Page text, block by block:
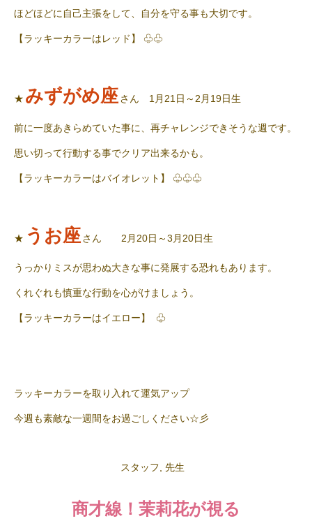
ほどほどに自己主張をして、自分を守る事も大切です。
【ラッキーカラーはレッド】 ♧♧
★ みずがめ座さん 1月21日～2月19日生
前に一度あきらめていた事に、再チャレンジできそうな週です。
思い切って行動する事でクリア出来るかも。
【ラッキーカラーはバイオレット】 ♧♧♧
★ うお座さん 2月20日～3月20日生
うっかりミスが思わぬ大きな事に発展する恐れもあります。
くれぐれも慎重な行動を心がけましょう。
【ラッキーカラーはイエロー】 ♧
ラッキーカラーを取り入れて運気アップ
今週も素敵な一週間をお過ごしください☆彡
スタッフ 先生
商才線！茉莉花が視る